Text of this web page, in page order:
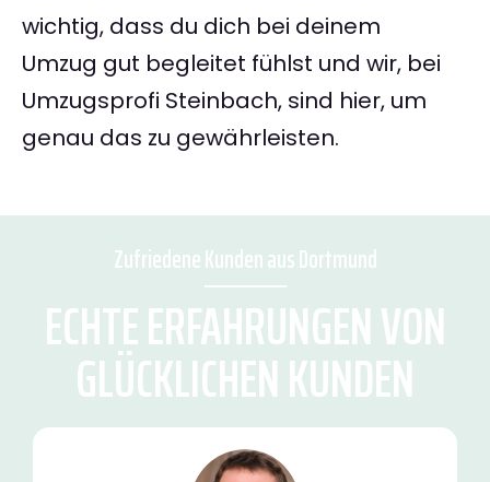
wichtig, dass du dich bei deinem
Umzug gut begleitet fühlst und wir, bei
Umzugsprofi Steinbach, sind hier, um
genau das zu gewährleisten.
Zufriedene Kunden aus Dortmund
ECHTE ERFAHRUNGEN VON
GLÜCKLICHEN KUNDEN